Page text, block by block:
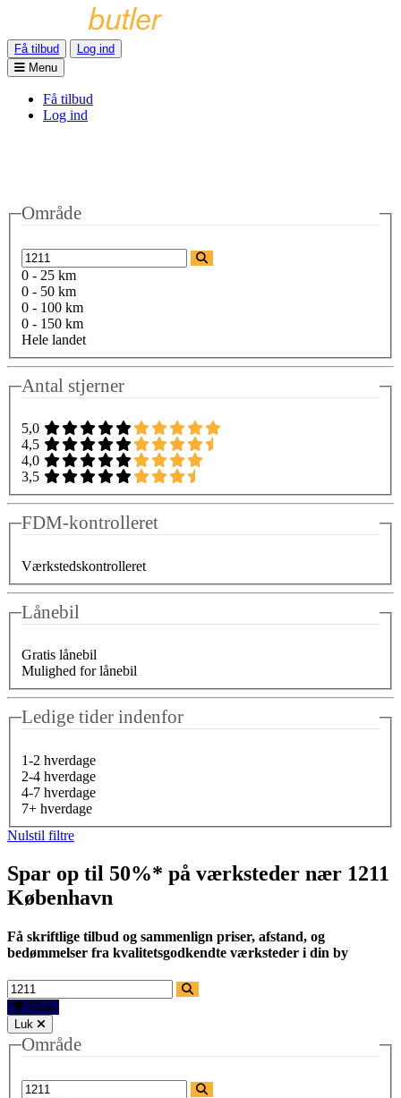
Få tilbud
Log ind
Menu
Få tilbud
Log ind
Område
0 - 25 km
0 - 50 km
0 - 100 km
0 - 150 km
Hele landet
Antal stjerner
5,0
4,5
4,0
3,5
FDM-kontrolleret
Værkstedskontrolleret
Lånebil
Gratis lånebil
Mulighed for lånebil
Ledige tider indenfor
1-2 hverdage
2-4 hverdage
4-7 hverdage
7+ hverdage
Nulstil filtre
Spar op til 50%* på værksteder nær 1211
København
Få skriftlige tilbud og sammenlign priser, afstand, og
bedømmelser fra kvalitetsgodkendte værksteder i din by
Filtre
Luk
Område